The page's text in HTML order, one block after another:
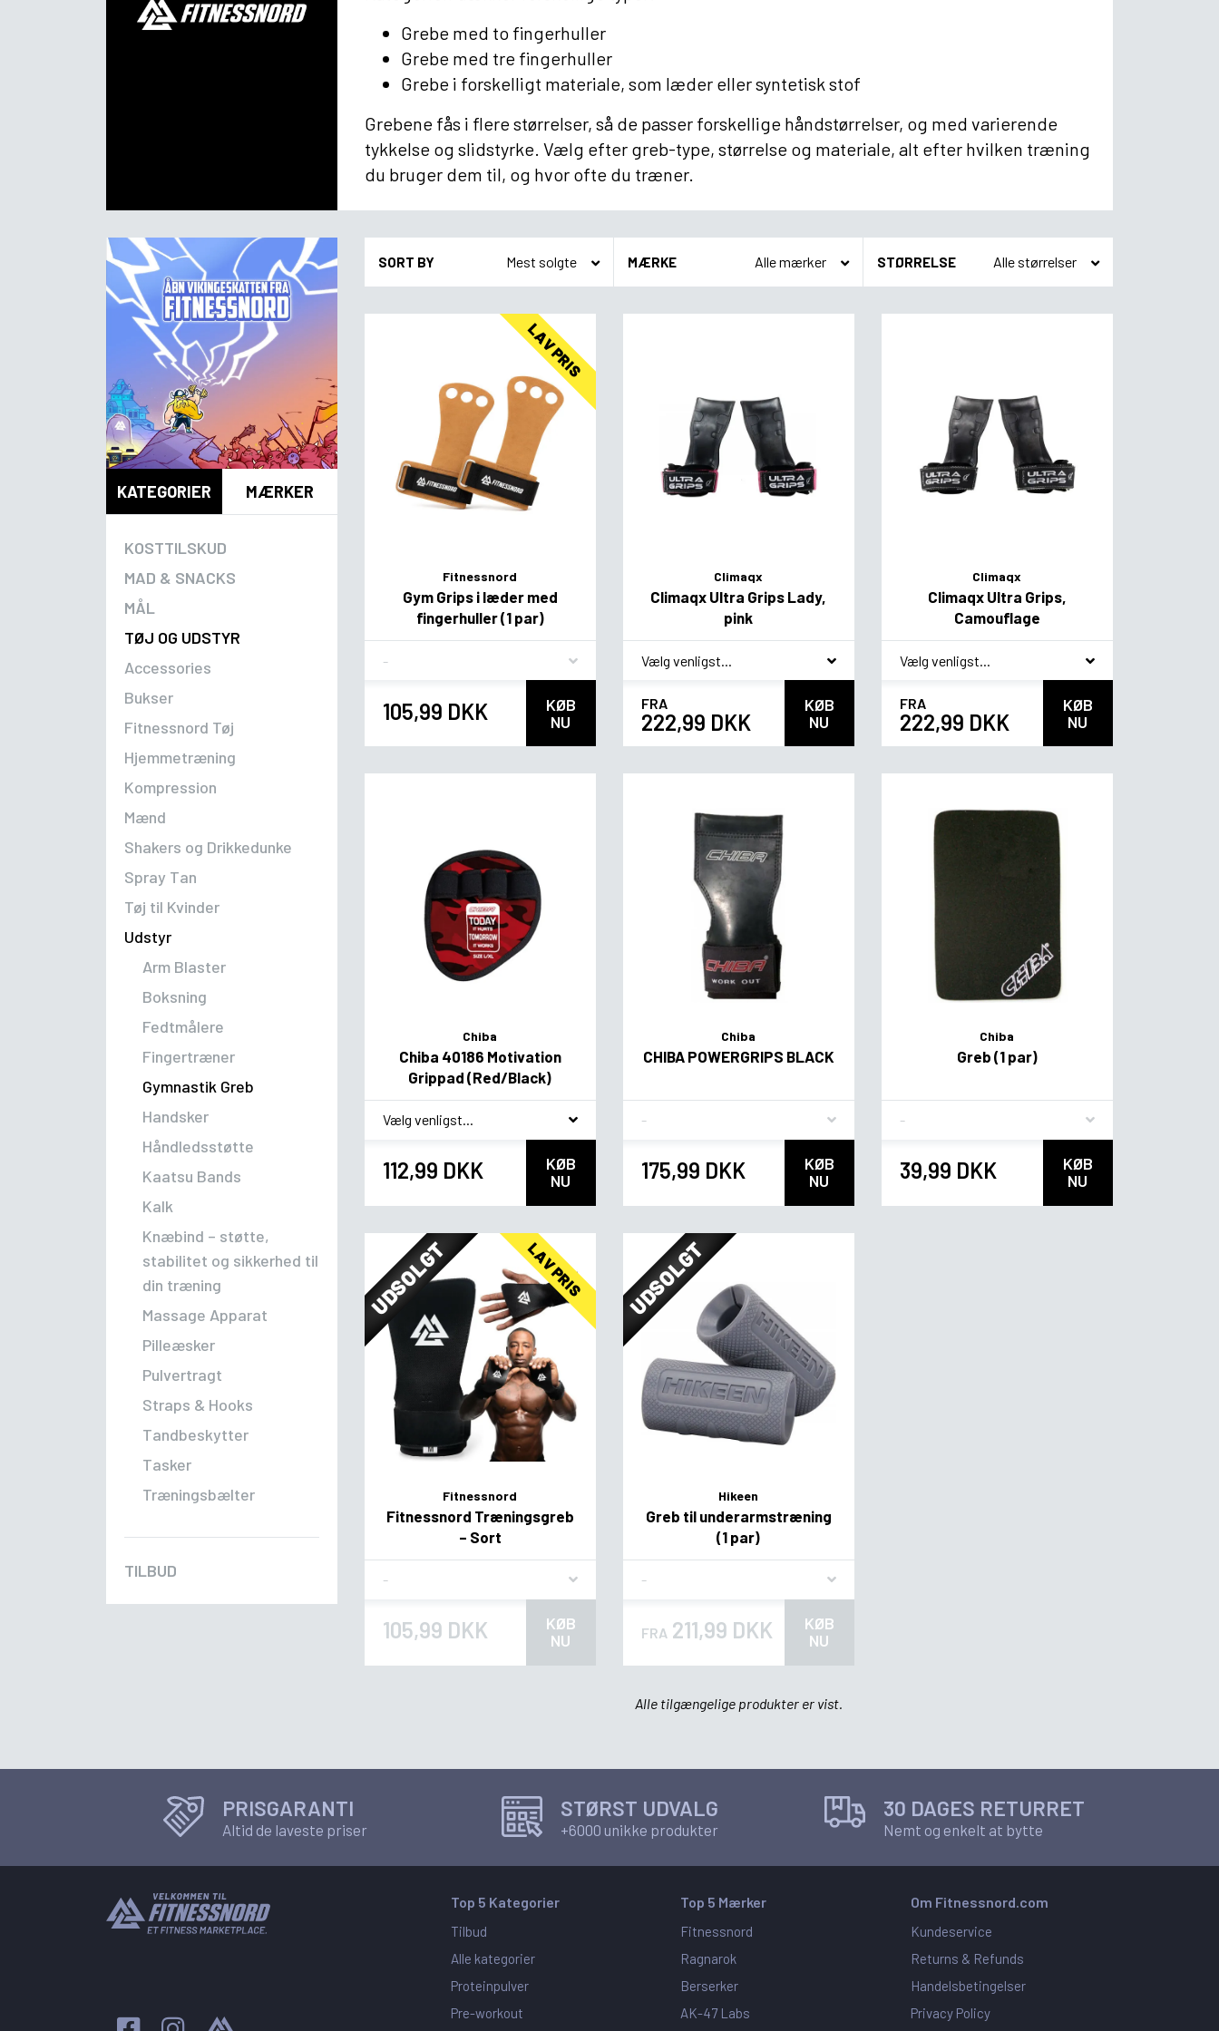
Grebe med to fingerhuller
Grebe med tre fingerhuller
Grebe i forskelligt materiale, som læder eller syntetisk stof
Grebene fås i flere størrelser, så de passer forskellige håndstørrelser, og med varierende
tykkelse og slidstyrke. Vælg efter greb-type, størrelse og materiale, alt efter hvilken træning
du bruger dem til, og hvor ofte du træner.
KATEGORIER MÆRKER
KOSTTILSKUD
MAD & SNACKS
MÅL
TØJ OG UDSTYR
Accessories
Bukser
Fitnessnord Tøj
Hjemmetræning
Kompression
Mænd
Shakers og Drikkedunke
Spray Tan
Tøj til Kvinder
Udstyr
Arm Blaster
Boksning
Fedtmålere
Fingertræner
Gymnastik Greb
Handsker
Håndledsstøtte
Kaatsu Bands
Kalk
Knæbind – støtte,
stabilitet og sikkerhed til
din træning
Massage Apparat
Pilleæsker
Pulvertragt
Straps & Hooks
Tandbeskytter
Tasker
Træningsbælter
TILBUD
SORT BY MÆRKE STØRRELSE
LAV PRIS
Fitnessnord
Gym Grips i læder med
fingerhuller (1 par)
105,99 DKK
KØB
NU
Climaqx
Climaqx Ultra Grips Lady,
pink
* smag
FRA
222,99 DKK
KØB
NU
Climaqx
Climaqx Ultra Grips,
Camouflage
* smag
FRA
222,99 DKK
KØB
NU
Chiba
Chiba 40186 Motivation
Grippad (Red/Black)
* smag
112,99 DKK
KØB
NU
Chiba
CHIBA POWERGRIPS BLACK
175,99 DKK
KØB
NU
Chiba
Greb (1 par)
39,99 DKK
KØB
NU
UDSOLGT LAV PRIS
Fitnessnord
Fitnessnord Træningsgreb
– Sort
105,99 DKK
KØB
NU
UDSOLGT
Hikeen
Greb til underarmstræning
(1 par)
FRA 211,99 DKK
KØB
NU
Alle tilgængelige produkter er vist.
PRISGARANTI
Altid de laveste priser
STØRST UDVALG
+6000 unikke produkter
30 DAGES RETURRET
Nemt og enkelt at bytte
Top 5 Kategorier
Tilbud
Alle kategorier
Proteinpulver
Pre-workout
Top 5 Mærker
Fitnessnord
Ragnarok
Berserker
AK-47 Labs
Om Fitnessnord.com
Kundeservice
Returns & Refunds
Handelsbetingelser
Privacy Policy